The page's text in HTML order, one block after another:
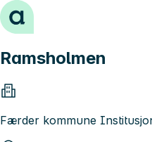
Hopp til innhold
Ramsholmen
Færder kommune